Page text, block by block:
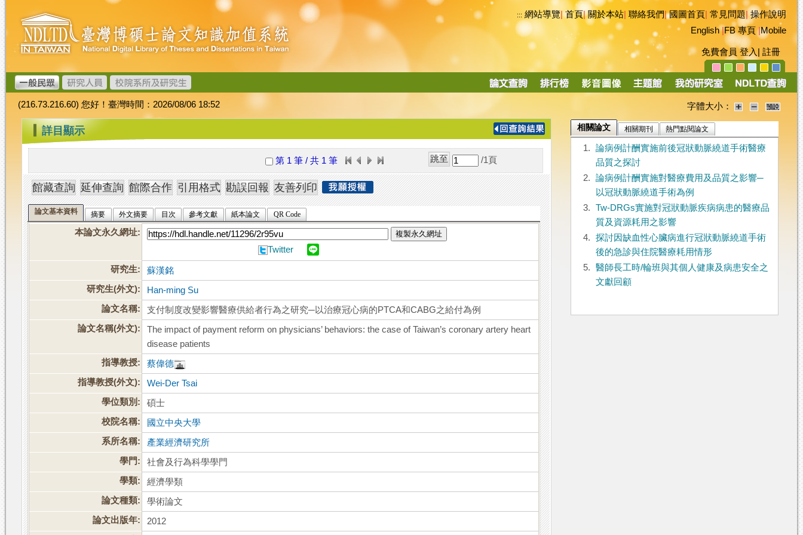
跳
到
主
要
內
容
臺
灣
博
碩
士
論
文
加
值
系
統
::: 網站導覽|首頁|關於本站 聯絡我們|國圖首頁 常見問題|操作說明
English|FB 專頁|Mobile
免費會員 登入 註冊
導
(216.73.216.60) 您好！臺灣時間：2026/08/06 18:52 字體大小：
::: 詳目顯示
第 1 筆 / 共 1 筆 /1 頁
論文基本資料 摘要 外文摘要 目次 參考文獻 紙本論文 QR Code
本論文永久網址: 複製永久網址
Twitter
研究生:
蘇漢銘
研究生(外文):
Han-ming Su
論文名稱:
支付制度改變影響醫療供給者行為之研究─以治療冠心病的PTCA和CABG之給付為例
論文名稱(外文):
The impact of payment reform on physicians’ behaviors: the case of Taiwan’s coronary artery heart
disease patients
指導教授:
蔡偉德
指導教授(外文):
Wei-Der Tsai
學位類別:
碩士
校院名稱:
國立中央大學
系所名稱:
產業經濟研究所
學門:
社會及行為科學學門
學類:
經濟學類
論文種類:
學術論文
論文出版年:
2012
相關論文 相關期刊 熱門點閱論文
1.
論病例計酬實施前後冠狀動脈繞道手術醫療
品質之探討
2.
論病例計酬實施對醫療費用及品質之影響─
以冠狀動脈繞道手術為例
3.
Tw-DRGs實施對冠狀動脈疾病病患的醫療品
質及資源耗用之影響
4.
探討因缺血性心臟病進行冠狀動脈繞道手術
後的急診與住院醫療耗用情形
5.
醫師長工時/輪班與其個人健康及病患安全之
文獻回顧